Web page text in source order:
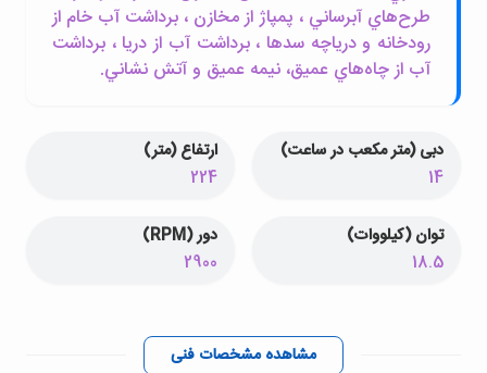
طرح‌هاي آبرساني ، پمپاژ از مخازن ، برداشت آب خام از
رودخانه و درياچه سدها ، برداشت آب از دريا ، برداشت
آب از چاه‌هاي عميق، نيمه عميق و آتش نشاني.
دبی (متر مکعب در ساعت)
14
ارتفاع (متر)
224
توان (کیلووات)
18.5
دور (RPM)
2900
مشاهده مشخصات فنی